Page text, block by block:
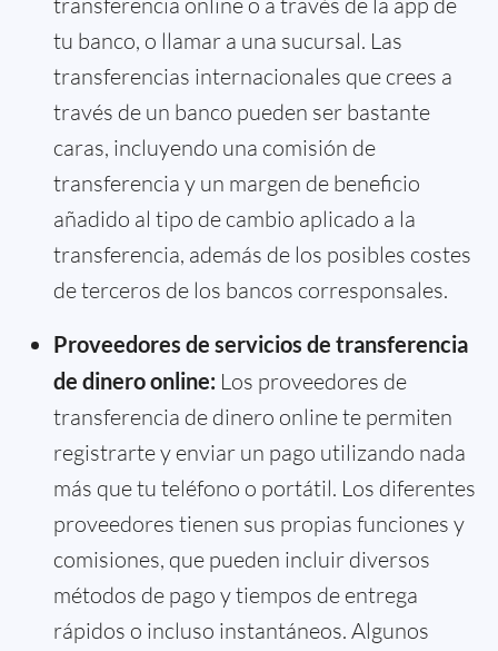
tu banco, o llamar a una sucursal. Las
transferencias internacionales que crees a
través de un banco pueden ser bastante
caras, incluyendo una comisión de
transferencia y un margen de beneficio
añadido al tipo de cambio aplicado a la
transferencia, además de los posibles costes
de terceros de los bancos corresponsales.
Proveedores de servicios de transferencia
de dinero online: Los proveedores de
transferencia de dinero online te permiten
registrarte y enviar un pago utilizando nada
más que tu teléfono o portátil. Los diferentes
proveedores tienen sus propias funciones y
comisiones, que pueden incluir diversos
métodos de pago y tiempos de entrega
rápidos o incluso instantáneos. Algunos